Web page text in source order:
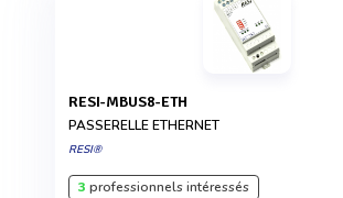
RESI-MBUS8-ETH
PASSERELLE ETHERNET
RESI®
3 professionnels intéressés